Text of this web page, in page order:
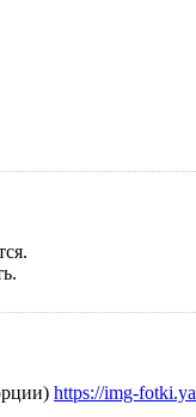
https://img-